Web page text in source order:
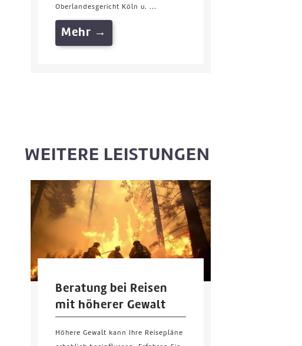
Oberlandesgericht Köln u. ...
Mehr →
WEITERE LEISTUNGEN
Beratung bei Reisen
mit höherer Gewalt
Höhere Gewalt kann Ihre Reisepläne